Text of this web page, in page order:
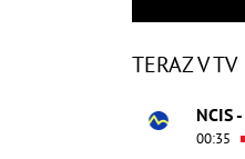
TERAZ V TV
00:35